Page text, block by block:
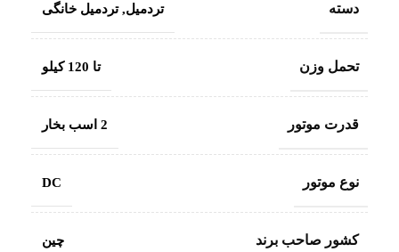
دسته تردمیل,تردمیل خانگی
تحمل وزن تا 120 کیلو
قدرت موتور 2 اسب بخار
نوع موتور DC
کشور صاحب برند چین